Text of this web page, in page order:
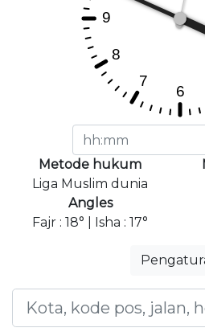
Metode hukum
Liga Muslim dunia
Angles
Fajr : 18° | Isha : 17°